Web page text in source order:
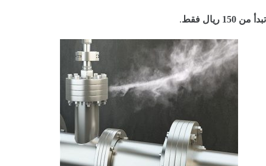
تبدأ من 150 ريال فقط .